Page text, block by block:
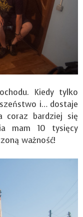
Kiedy tylko
i… dostaje
coraz bardziej się
mam 10 tysięcy
ważność!